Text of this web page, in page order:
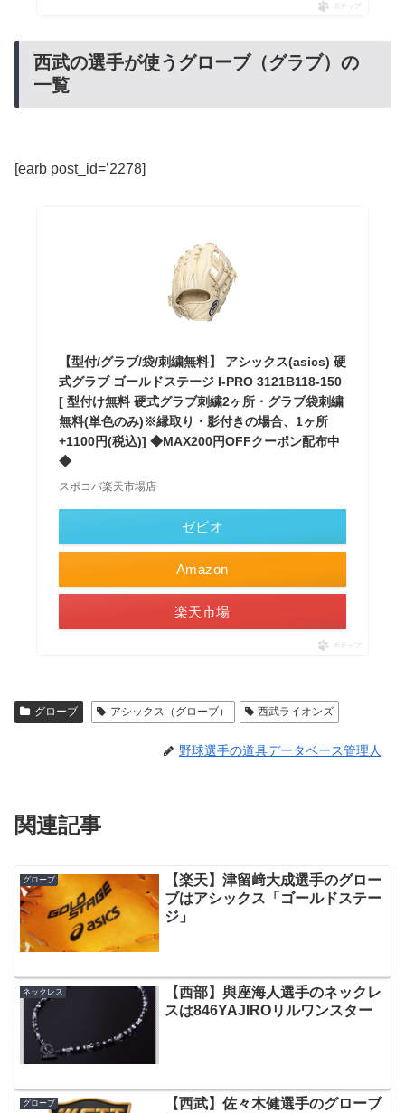
ポチップ
西武の選手が使うグローブ（グラブ）の
一覧
[earb post_id=’2278]
【型付/グラブ/袋/刺繍無料】 アシックス(asics) 硬
式グラブ ゴールドステージ I-PRO 3121B118-150
[ 型付け無料 硬式グラブ刺繍2ヶ所・グラブ袋刺繍
無料(単色のみ)※縁取り・影付きの場合、1ヶ所
+1100円(税込)] ◆MAX200円OFFクーポン配布中
◆
スポコバ楽天市場店
Amazon
楽天市場
ゼビオ
ポチップ
グローブ アシックス（グローブ） 西武ライオンズ
野球選手の道具データベース管理人
関連記事
グローブ
【楽天】津留﨑大成選手のグロー
ブはアシックス「ゴールドステー
ジ」
ネックレス
【西部】與座海人選手のネックレ
スは846YAJIROリルワンスター
グローブ
【西武】佐々木健選手のグローブ